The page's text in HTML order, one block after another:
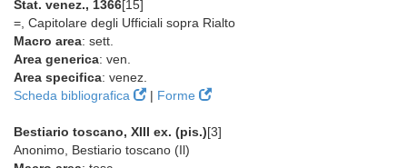
Stat. venez., 1366[15]
=, Capitolare degli Ufficiali sopra Rialto
Macro area: sett.
Area generica: ven.
Area specifica: venez.
Scheda bibliografica
| Forme
Bestiario toscano, XIII ex. (pis.)[3]
Anonimo, Bestiario toscano (Il)